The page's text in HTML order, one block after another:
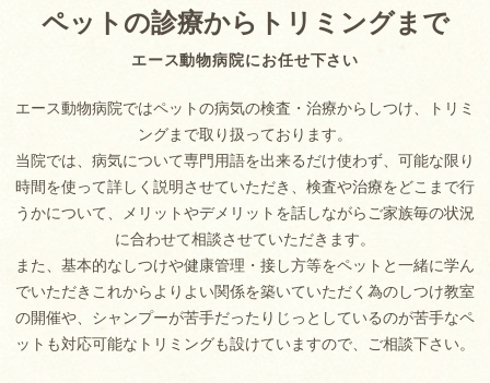
エース動物病院にお任せ下さい
ペットの診療からトリミングまで
エース動物病院ではペットの病気の検査・治療からしつけ、トリミ
ングまで取り扱っております。
当院では、病気について専門用語を出来るだけ使わず、可能な限り
時間を使って詳しく説明させていただき、検査や治療をどこまで行
うかについて、メリットやデメリットを話しながらご家族毎の状況
に合わせて相談させていただきます。
また、基本的なしつけや健康管理・接し方等をペットと一緒に学ん
でいただきこれからよりよい関係を築いていただく為のしつけ教室
の開催や、シャンプーが苦手だったりじっとしているのが苦手なペ
ットも対応可能なトリミングも設けていますので、ご相談下さい。